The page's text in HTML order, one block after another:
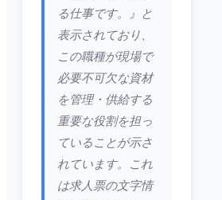
る仕事です。』と
表示されており、
この職種が現場で
必要不可欠な資材
を管理・供給する
重要な役割を担っ
ていることが示さ
れています。これ
は求人票の文字情